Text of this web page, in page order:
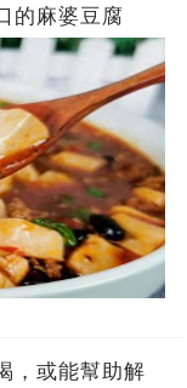
的麻婆豆腐
，或能幫助解